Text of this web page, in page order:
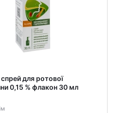
для ротової
0,15 % флакон 30 мл